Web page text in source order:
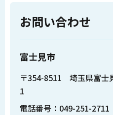
お問い合わせ
富士見市
〒354-8511 埼玉県富士
1
電話番号：049-251-2711